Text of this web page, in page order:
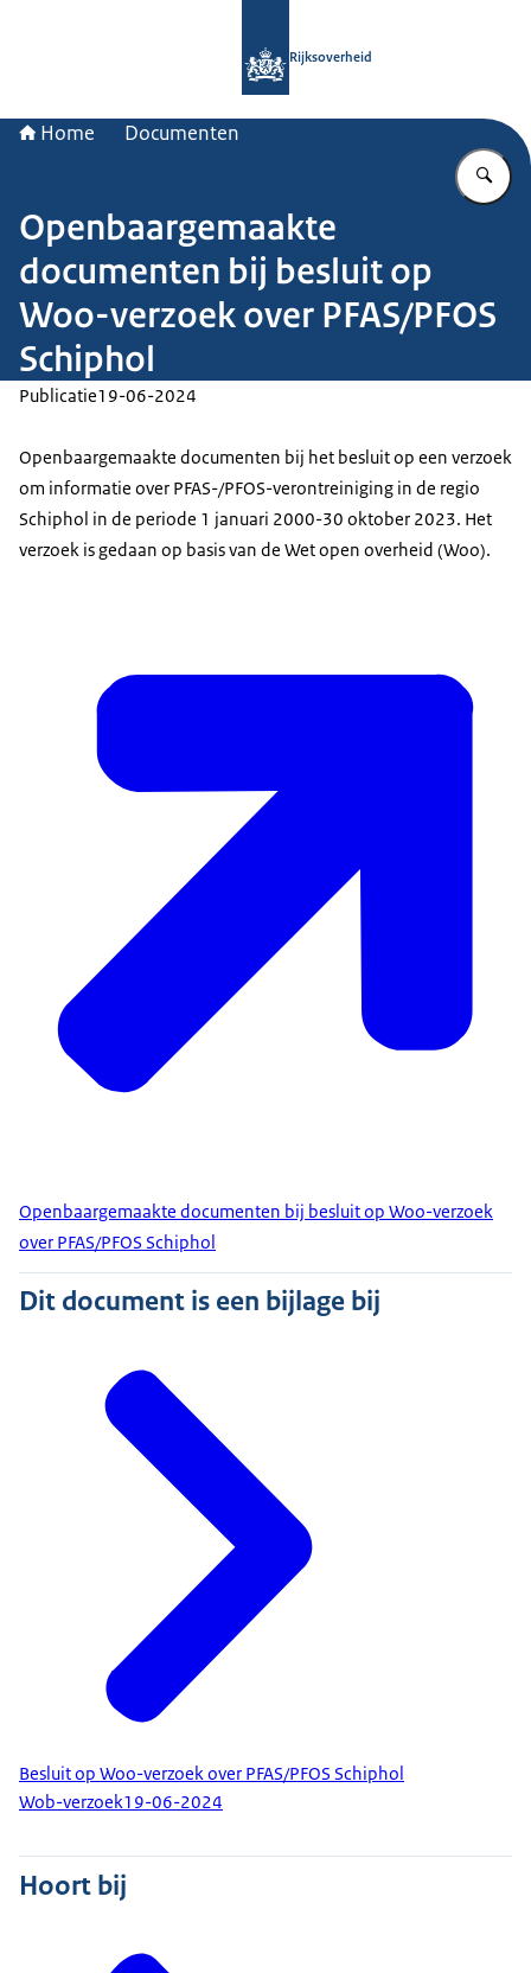
Rijksoverheid
Home Documenten
Openbaargemaakte
documenten bij besluit op
Woo-verzoek over PFAS/PFOS
Schiphol
Publicatie19-06-2024
Openbaargemaakte documenten bij het besluit op een verzoek
om informatie over PFAS-/PFOS-verontreiniging in de regio
Schiphol in de periode 1 januari 2000-30 oktober 2023. Het
verzoek is gedaan op basis van de Wet open overheid (Woo).
Openbaargemaakte documenten bij besluit op Woo-verzoek
over PFAS/PFOS Schiphol
Dit document is een bijlage bij
Besluit op Woo-verzoek over PFAS/PFOS Schiphol
Wob-verzoek19-06-2024
Hoort bij